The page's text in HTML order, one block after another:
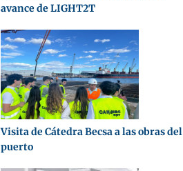
avance de LIGHT2T
Visita de Cátedra Becsa a las obras del
puerto